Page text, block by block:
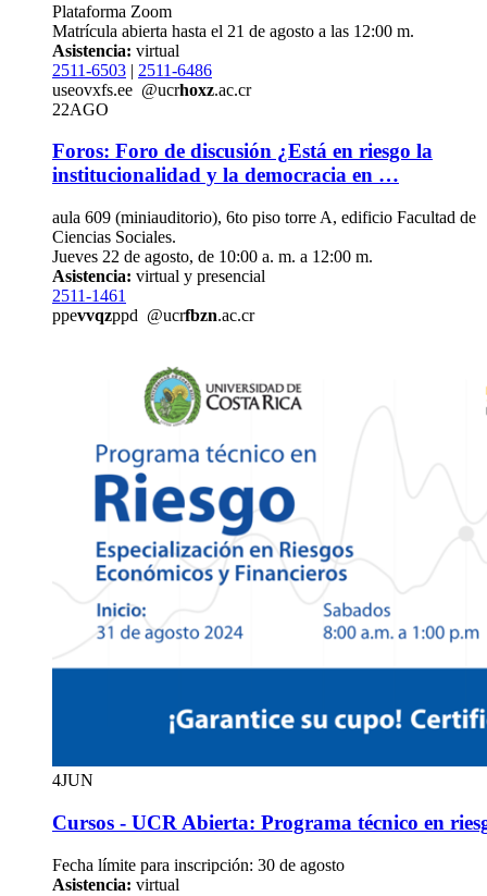
Plataforma Zoom
Matrícula abierta hasta el 21 de agosto a las 12:00 m.
Asistencia: virtual
2511-6503 | 2511-6486
useovxfs.ee @ucrhoxz.ac.cr
22AGO
Foros: Foro de discusión ¿Está en riesgo la
institucionalidad y la democracia en …
aula 609 (miniauditorio), 6to piso torre A, edificio Facultad de
Ciencias Sociales.
Jueves 22 de agosto, de 10:00 a. m. a 12:00 m.
Asistencia: virtual y presencial
2511-1461
ppevvqzppd @ucrfbzn.ac.cr
4JUN
Cursos - UCR Abierta: Programa técnico en
Fecha límite para inscripción: 30 de agosto
Asistencia: virtual